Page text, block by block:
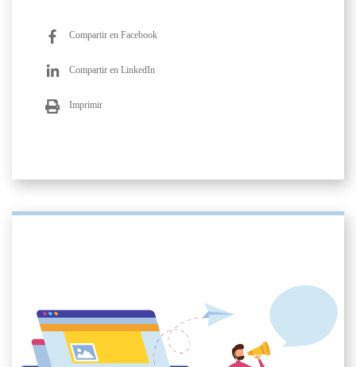
Compartir en Facebook
Compartir en LinkedIn
Imprimir